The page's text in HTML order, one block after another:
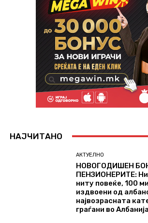
НАЈЧИТАНО
АКТУЕЛНО
НОВОГОДИШЕН
ПЕНЗИОНЕРИТЕ:
ниту повеќе, 100
издвоени од
највозрасната
граѓани во Албанија